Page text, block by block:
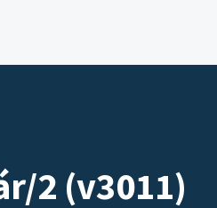
2 (v3011)